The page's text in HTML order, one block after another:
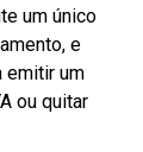
um único
e
emitir um
ou quitar